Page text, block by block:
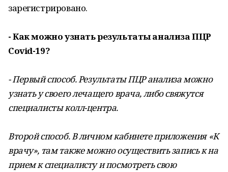
зарегистрировано.
- Как можно узнать результаты анализа ПЦР
Covid-19?
- Первый способ. Результаты ПЦР анализа можно
узнать у своего лечащего врача, либо свяжутся
специалисты колл-центра.
Второй способ. В личном кабинете приложения «К
врачу», там также можно осуществить запись к на
прием к специалисту и посмотреть свою